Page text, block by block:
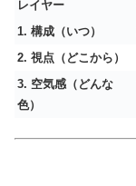
レイヤー
1. 構成（いつ）
2. 視点（どこから）
3. 空気感（どんな
色）